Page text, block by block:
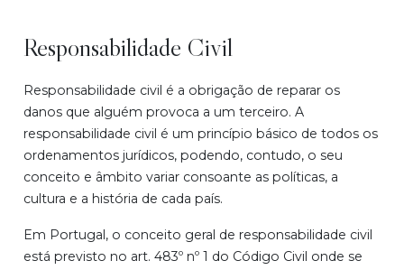
Responsabilidade Civil
Responsabilidade civil é a obrigação de reparar os
danos que alguém provoca a um terceiro. A
responsabilidade civil é um princípio básico de todos os
ordenamentos jurídicos, podendo, contudo, o seu
conceito e âmbito variar consoante as políticas, a
cultura e a história de cada país.
Em Portugal, o conceito geral de responsabilidade civil
está previsto no art. 483º nº 1 do Código Civil onde se